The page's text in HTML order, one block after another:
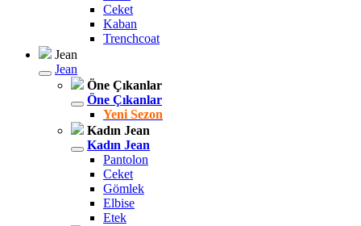
Ceket
Kaban
Trenchcoat
Jean
Jean
Öne Çıkanlar
Öne Çıkanlar
Yeni Sezon
Kadın Jean
Kadın Jean
Pantolon
Ceket
Gömlek
Elbise
Etek